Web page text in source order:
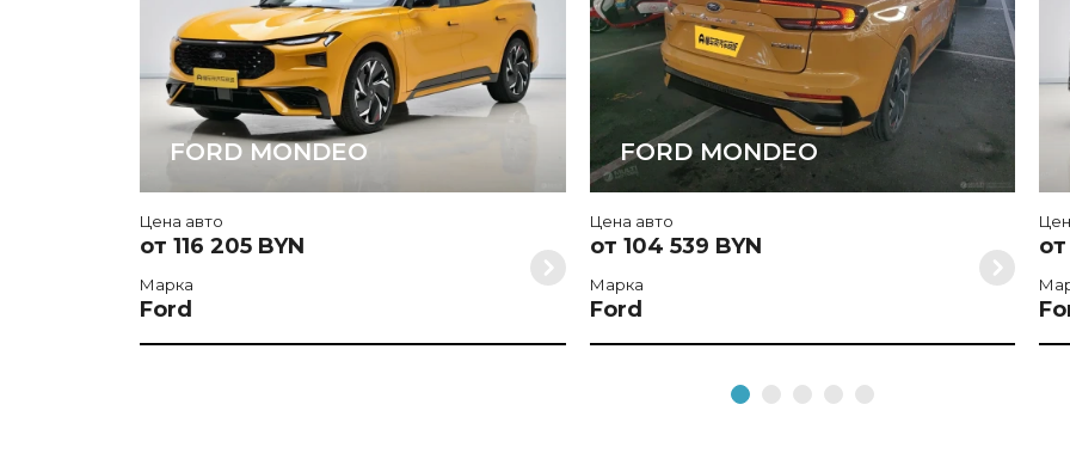
FORD MONDEO
Цена авто
от 116 205 BYN
Марка
Ford
FORD MONDEO
Цена авто
от 104 539 BYN
Марка
Ford